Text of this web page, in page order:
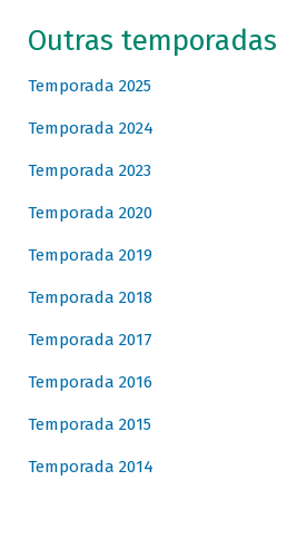
Outras temporadas
Temporada 2025
Temporada 2024
Temporada 2023
Temporada 2020
Temporada 2019
Temporada 2018
Temporada 2017
Temporada 2016
Temporada 2015
Temporada 2014